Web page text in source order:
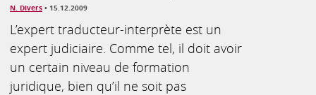
N. Divers • 15.12.2009
L’expert traducteur-interprète est un
expert judiciaire. Comme tel, il doit avoir
un certain niveau de formation
juridique, bien qu’il ne soit pas